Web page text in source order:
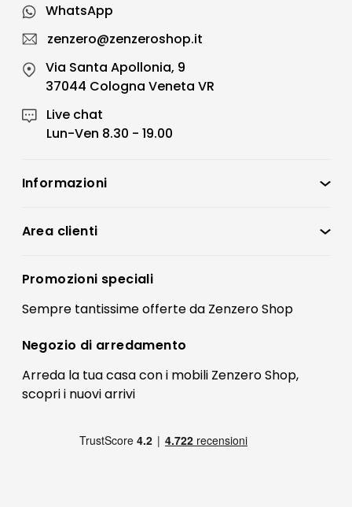
WhatsApp
zenzero@zenzeroshop.it
Via Santa Apollonia, 9
37044 Cologna Veneta VR
Live chat
Lun-Ven 8.30 - 19.00
Informazioni
Condizioni di vendita
Preferenze Cookies
Termini e condizioni
Contatti
FAQ
Pagamenti
Area clienti
Registrati
Il mio account
Promozioni speciali
Sempre tantissimeofferteda Zenzero Shop
Negozio di arredamento
Arreda la tua casa con i mobili Zenzero Shop,
scopri i nuovi arrivi